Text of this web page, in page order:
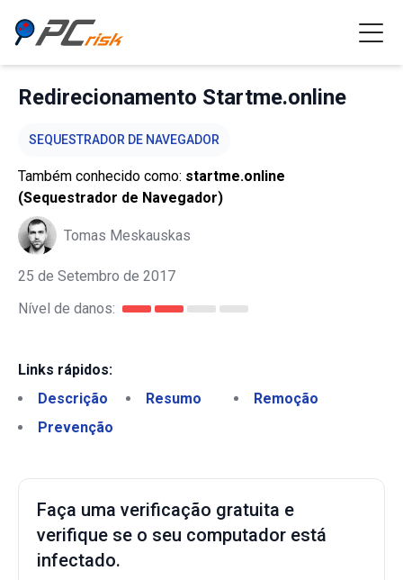
Redirecionamento Startme.online
SEQUESTRADOR DE NAVEGADOR
Também conhecido como: startme.online
(Sequestrador de Navegador)
Tomas Meskauskas
25 de Setembro de 2017
Nível de danos:
Links rápidos:
Descrição
Resumo
Remoção
Prevenção
Faça uma verificação gratuita e
verifique se o seu computador está
infectado.